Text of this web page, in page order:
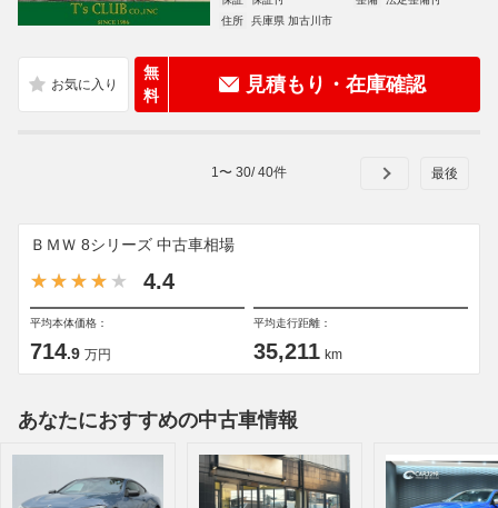
住所
兵庫県 加古川市
無
料
見積もり・在庫確認
1〜 30/40件
ＢＭＷ 8シリーズ 中古車相場
4.4
平均本体価格：
714.9 万円
平均走行距離：
35,211 km
あなたにおすすめの中古車情報